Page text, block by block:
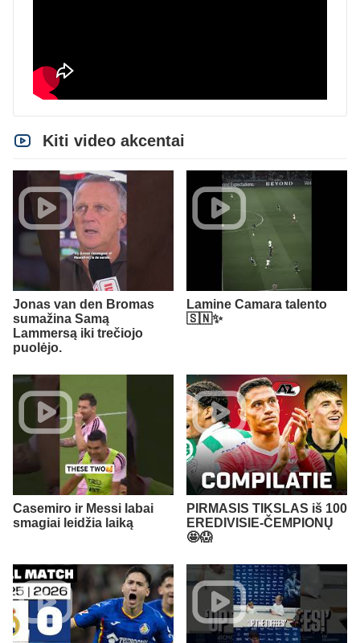
Kiti video akcentai
Jonas van den Bromas
sumažina Samą
Lammersą iki trečiojo
puolėjo.
Lamine Camara talento
🇸🇳✨
Casemiro ir Messi labai
smagiai leidžia laiką
PIRMASIS TIKSLAS iš 100
EREDIVISIE-ČEMPIONŲ
🤩😱